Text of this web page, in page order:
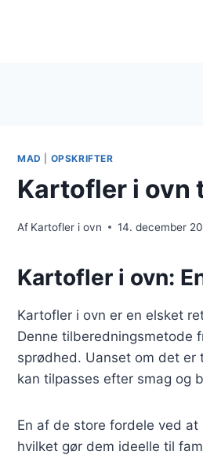
MAD OPSKRIFTER
Kartofler i ovn
Af Kartofler i ovn 14. december
Kartofler i ovn:
Kartofler i ovn er en elsket
Denne tilberedningsmetode
sprødhed. Uanset om det er
kan tilpasses efter smag og
En af de store fordele ved
hvilket gør dem ideelle til